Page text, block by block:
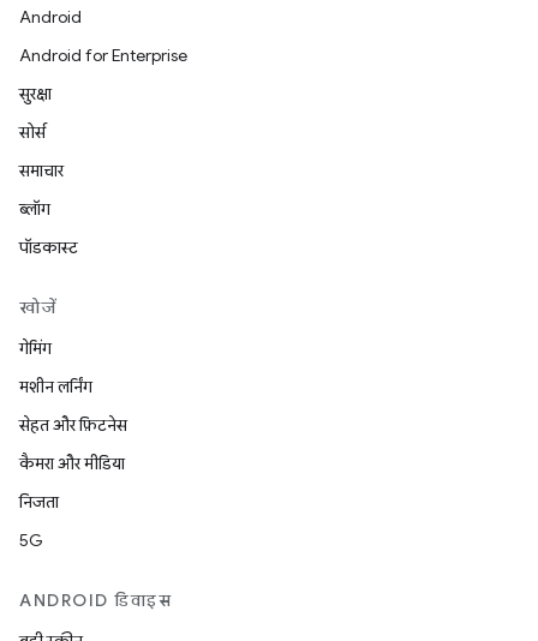
Android
Android for Enterprise
सुरक्षा
सोर्स
समाचार
ब्लॉग
पॉडकास्ट
खोजें
गेमिंग
मशीन लर्निंग
सेहत और फ़िटनेस
कैमरा और मीडिया
निजता
5G
ANDROID डिवाइस